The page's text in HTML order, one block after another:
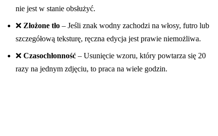
nie jest w stanie obsłużyć.
❌ Złożone tło – Jeśli znak wodny zachodzi na włosy, futro lub
szczegółową teksturę, ręczna edycja jest prawie niemożliwa.
❌ Czasochłonność – Usunięcie wzoru, który powtarza się 20
razy na jednym zdjęciu, to praca na wiele godzin.